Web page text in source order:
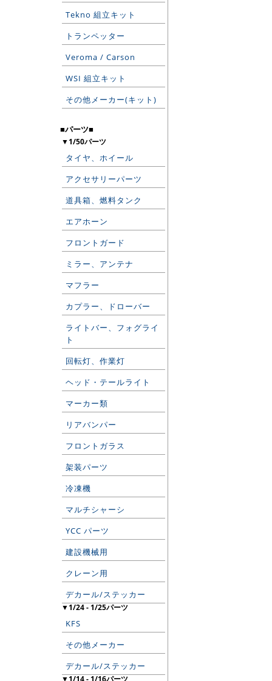
Tekno 組立キット
トランペッター
Veroma / Carson
WSI 組立キット
その他メーカー(キット)
■パーツ■
▼1/50パーツ
タイヤ、ホイール
アクセサリーパーツ
道具箱、燃料タンク
エアホーン
フロントガード
ミラー、アンテナ
マフラー
カプラー、ドローバー
ライトバー、フォグライ
ト
回転灯、作業灯
ヘッド・テールライト
マーカー類
リアバンパー
フロントガラス
架装パーツ
冷凍機
マルチシャーシ
YCC パーツ
建設機械用
クレーン用
デカール/ステッカー
▼1/24 - 1/25パーツ
KFS
その他メーカー
デカール/ステッカー
▼1/14 - 1/16パーツ